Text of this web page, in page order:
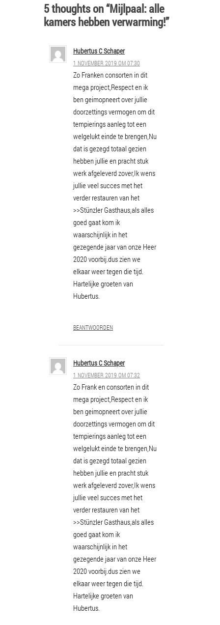
5 thoughts on “Mijlpaal: alle
kamers hebben verwarming!”
Hubertus C Schaper
1 NOVEMBER 2019 OM 07:30
Zo Franken consorten in dit
mega project,Respect en ik
ben geimopneert over jullie
doorzettings vermogen om dit
tempierings aanleg tot een
welgelukt einde te brengen,Nu
dat is gezegd totaal gezien
hebben jullie en pracht stuk
werk afgeleverd zover,Ik wens
jullie veel succes met het
verder restauren van het
>>Stünzler Gasthaus,als alles
goed gaat kom ik
waarschijnlijk in het
gezegende jaar van onze Heer
2020 voorbij.dus zien we
elkaar weer tegen die tijd.
Hartelijke groeten van
Hubertus.
BEANTWOORDEN
Hubertus C Schaper
1 NOVEMBER 2019 OM 07:32
Zo Frank en consorten in dit
mega project,Respect en ik
ben geimopneert over jullie
doorzettings vermogen om dit
tempierings aanleg tot een
welgelukt einde te brengen,Nu
dat is gezegd totaal gezien
hebben jullie en pracht stuk
werk afgeleverd zover,Ik wens
jullie veel succes met het
verder restauren van het
>>Stünzler Gasthaus,als alles
goed gaat kom ik
waarschijnlijk in het
gezegende jaar van onze Heer
2020 voorbij.dus zien we
elkaar weer tegen die tijd.
Hartelijke groeten van
Hubertus.